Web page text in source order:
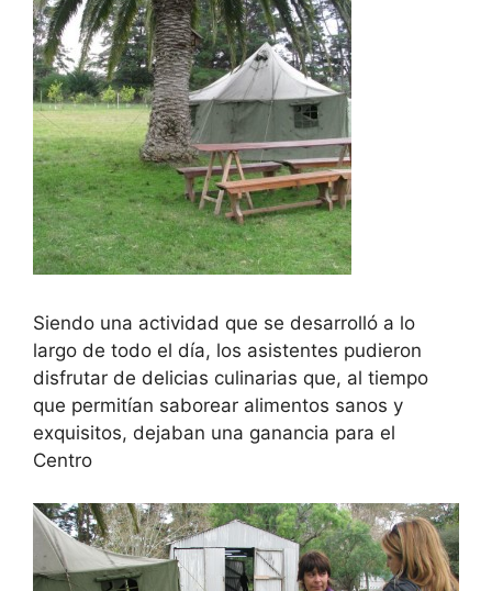
Siendo una actividad que se desarrolló a lo
largo de todo el día, los asistentes pudieron
disfrutar de delicias culinarias que, al tiempo
que permitían saborear alimentos sanos y
exquisitos, dejaban una ganancia para el
Centro